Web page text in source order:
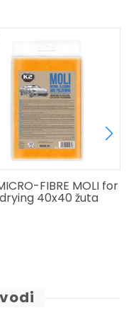
MICRO-FIBRE OPTI
windows and mirrors